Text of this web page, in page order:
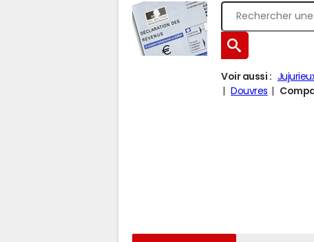
Voir aussi :
Douvres